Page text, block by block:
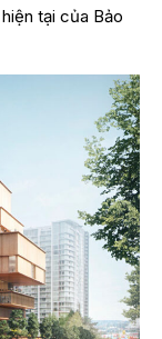
tại của Bảo